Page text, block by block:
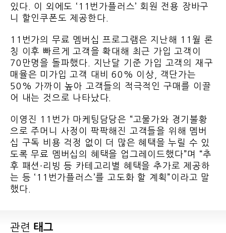
있다. 이 외에도 ‘11번가플러스’ 회원 전용 장바구
니 할인쿠폰도 제공한다.
11번가의 무료 멤버십 프로그램은 지난해 11월 론
칭 이후 빠르게 고객을 확대해 최근 가입 고객이
70만명을 돌파했다. 지난달 기준 가입 고객의 재구
매율은 미가입 고객 대비 60% 이상, 객단가는
50% 가까이 높아 고객들의 적극적인 구매를 이끌
어 내는 것으로 나타났다.
이영진 11번가 마케팅담당은 “고물가와 경기불황
으로 주머니 사정이 팍팍해진 고객들을 위해 멤버
십 구독 비용 걱정 없이 더 많은 혜택을 누릴 수 있
도록 무료 멤버십의 혜택을 업그레이드했다”며 “추
후 패션∙리빙 등 카테고리별 혜택을 추가로 제공하
는 등 ‘11번가플러스’를 고도화 할 계획”이라고 말
했다.
관련 태그